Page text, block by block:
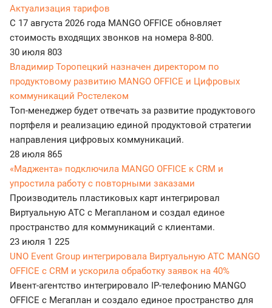
Актуализация тарифов
С 17 августа 2026 года MANGO OFFICE обновляет
стоимость входящих звонков на номера 8-800.
30 июля 803
Владимир Торопецкий назначен директором по
продуктовому развитию MANGO OFFICE и Цифровых
коммуникаций Ростелеком
Топ-менеджер будет отвечать за развитие продуктового
портфеля и реализацию единой продуктовой стратегии
направления цифровых коммуникаций.
28 июля 865
«Маджента» подключила MANGO OFFICE к CRM и
упростила работу с повторными заказами
Производитель пластиковых карт интегрировал
Виртуальную АТС с Мегапланом и создал единое
пространство для коммуникаций с клиентами.
23 июля 1 225
UNO Event Group интегрировала Виртуальную АТС MANGO
OFFICE с CRM и ускорила обработку заявок на 40%
Ивент-агентство интегрировало IP-телефонию MANGO
OFFICE с Мегаплан и создало единое пространство для